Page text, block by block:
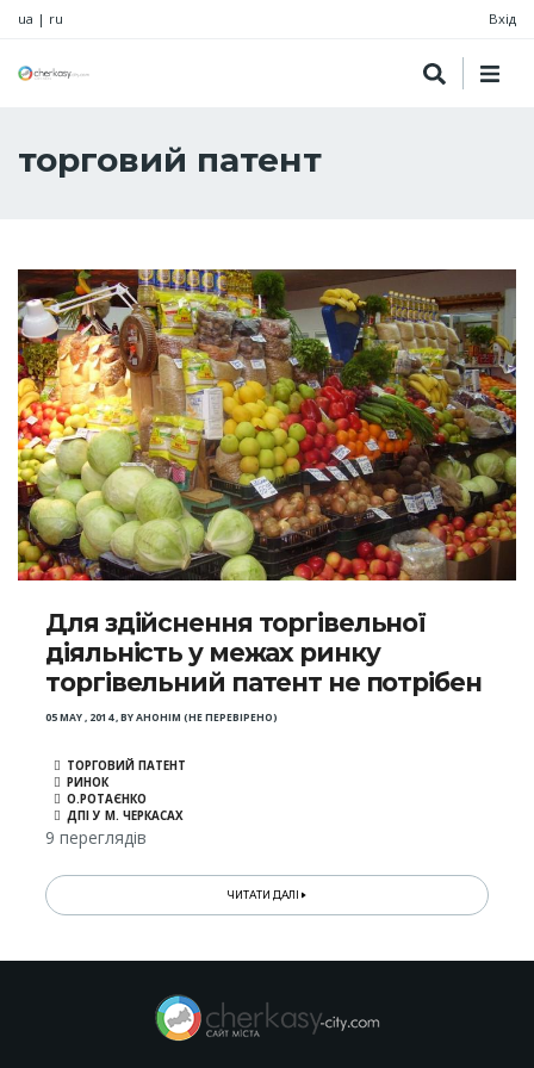
ua | ru Вхід
торговий патент
Для здійснення торгівельної
діяльність у межах ринку
торгівельний патент не потрібен
05 MAY , 2014,BYАНОНІМ (НЕ ПЕРЕВІРЕНО)
ТОРГОВИЙ ПАТЕНТ
РИНОК
О.РОТАЄНКО
ДПІ У М. ЧЕРКАСАХ
9 переглядів
ЧИТАТИ ДАЛІ